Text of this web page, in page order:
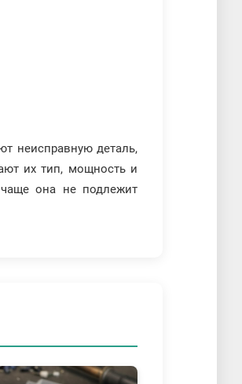
неисправную деталь,
их тип, мощность и
она не подлежит